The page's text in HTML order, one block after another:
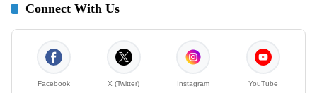
Connect With Us
Facebook X (Twitter) Instagram YouTube